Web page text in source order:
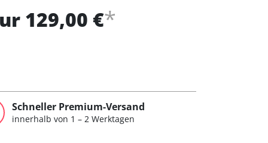
129,00 €*
Schneller Premium-Versand
innerhalb von 1 – 2 Werktagen